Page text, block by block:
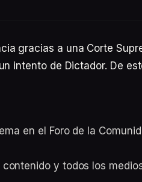
gracias a una Corte
intento de Dictador. De
en el Foro de la
y todos los